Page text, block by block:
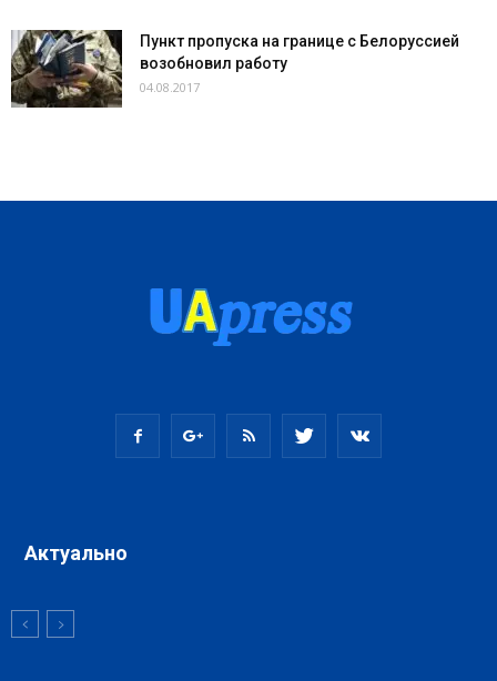
Пункт пропуска на границе с Белоруссией
возобновил работу
04.08.2017
Актуально